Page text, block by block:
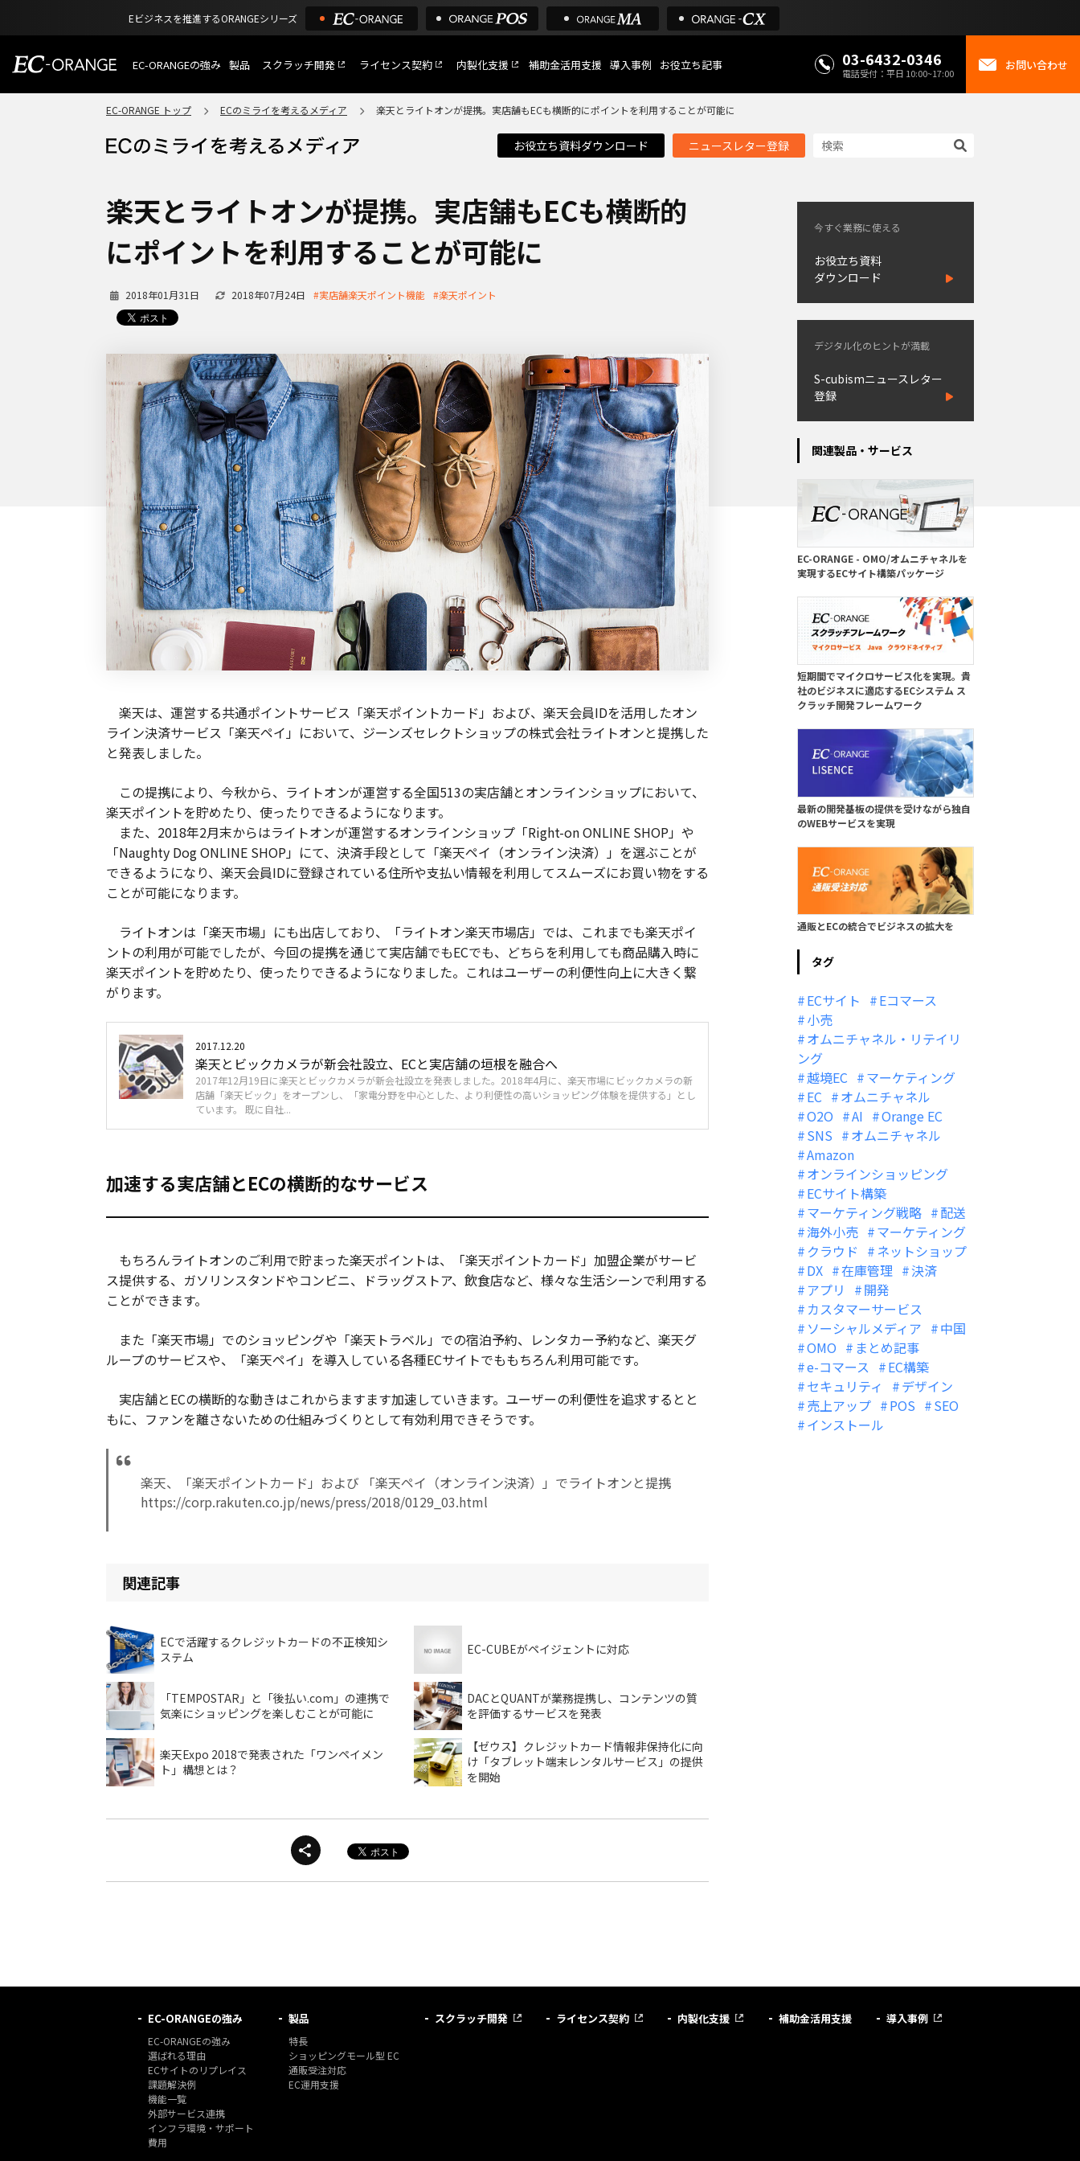
Eビジネスを推進するORANGEシリーズ
EC-ORANGEの強み
選ばれる理由
ECサイトのリプレイス
機能一覧
外部サービス連携
インフラ環境・サポート
製品
特長
ショッピングモール型 EC
通販受注対応
ECと通販の連動を可能に
EC運用支援
継続的に結果を出し続けるECサイトへ
スクラッチ開発 ライセンス契約 内製化支援 補助金活用支援 導入事例 お役立ち記事 03-6432-0346
電話受付：平日 10:00~17:00
お問い合わせ
EC-ORANGE トップ ECのミライを考えるメディア 楽天とライトオンが提携。実店舗もECも横断的にポイントを利用することが可能に
お役立ち資料ダウンロード ニュースレター登録
楽天とライトオンが提携。実店舗もECも横断的
にポイントを利用することが可能に
2018年01月31日 2018年07月24日 #実店舗楽天ポイント機能 #楽天ポイント
楽天は、運営する共通ポイントサービス「楽天ポイントカード」および、楽天会員IDを活用したオン
ライン決済サービス「楽天ペイ」において、ジーンズセレクトショップの株式会社ライトオンと提携した
と発表しました。
この提携により、今秋から、ライトオンが運営する全国513の実店舗とオンラインショップにおいて、
楽天ポイントを貯めたり、使ったりできるようになります。
また、2018年2月末からはライトオンが運営するオンラインショップ「Right-on ONLINE SHOP」や
「Naughty Dog ONLINE SHOP」にて、決済手段として「楽天ペイ（オンライン決済）」を選ぶことが
できるようになり、楽天会員IDに登録されている住所や支払い情報を利用してスムーズにお買い物をする
ことが可能になります。
ライトオンは「楽天市場」にも出店しており、「ライトオン楽天市場店」では、これまでも楽天ポイ
ントの利用が可能でしたが、今回の提携を通じて実店舗でもECでも、どちらを利用しても商品購入時に
楽天ポイントを貯めたり、使ったりできるようになりました。これはユーザーの利便性向上に大きく繋
がります。
2017.12.20
楽天とビックカメラが新会社設立、ECと実店舗の垣根を融合へ
2017年12月19日に楽天とビックカメラが新会社設立を発表しました。2018年4月に、楽天市場にビックカメラの新
店舗「楽天ビック」をオープンし、「家電分野を中心とした、より利便性の高いショッピング体験を提供する」とし
ています。 既に自社...
加速する実店舗とECの横断的なサービス
もちろんライトオンのご利用で貯まった楽天ポイントは、「楽天ポイントカード」加盟企業がサービ
ス提供する、ガソリンスタンドやコンビニ、ドラッグストア、飲食店など、様々な生活シーンで利用する
ことができます。
また「楽天市場」でのショッピングや「楽天トラベル」での宿泊予約、レンタカー予約など、楽天グ
ループのサービスや、「楽天ペイ」を導入している各種ECサイトでももちろん利用可能です。
実店舗とECの横断的な動きはこれからますます加速していきます。ユーザーの利便性を追求するとと
もに、ファンを離さないための仕組みづくりとして有効利用できそうです。
楽天、「楽天ポイントカード」および 「楽天ペイ（オンライン決済）」でライトオンと提携
https://corp.rakuten.co.jp/news/press/2018/0129_03.html
関連記事
ECで活躍するクレジットカードの不正検知シ
ステム
EC-CUBEがペイジェントに対応
「TEMPOSTAR」と「後払い.com」の連携で
気楽にショッピングを楽しむことが可能に
DACとQUANTが業務提携し、コンテンツの質
を評価するサービスを発表
楽天Expo 2018で発表された「ワンペイメン
ト」構想とは？
【ゼウス】クレジットカード情報非保持化に向
け「タブレット端末レンタルサービス」の提供
を開始
今すぐ業務に使える
お役立ち資料
ダウンロード
デジタル化のヒントが満載
S-cubismニュースレター
登録
関連製品・サービス
EC-ORANGE - OMO/オムニチャネルを
実現するECサイト構築パッケージ
短期間でマイクロサービス化を実現。貴
社のビジネスに適応するECシステム ス
クラッチ開発フレームワーク
最新の開発基板の提供を受けながら独自
のWEBサービスを実現
通販とECの統合でビジネスの拡大を
タグ
ECサイト
Eコマース
小売
オムニチャネル・リテイリ
ング
越境EC
マーケティング
EC
オムニチャネル
O2O
AI
Orange EC
SNS
オムニチャネル
Amazon
オンラインショッピング
ECサイト構築
マーケティング戦略
配送
海外小売
マーケティング
クラウド
ネットショップ
DX
在庫管理
決済
アプリ
開発
カスタマーサービス
ソーシャルメディア
中国
OMO
まとめ記事
e-コマース
EC構築
セキュリティ
デザイン
売上アップ
POS
SEO
インストール
EC-ORANGEの強み
EC-ORANGEの強み
選ばれる理由
ECサイトのリプレイス
課題解決例
機能一覧
外部サービス連携
インフラ環境・サポート
費用
製品
特長
ショッピングモール型 EC
通販受注対応
EC運用支援
スクラッチ開発 ライセンス契約 内製化支援 補助金活用支援 導入事例